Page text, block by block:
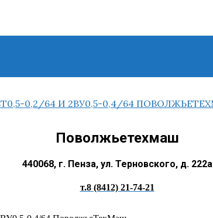
Поволжьетехмаш
440068, г. Пенза, ул. Терновского, д. 222а
т.8 (8412) 21-74-21